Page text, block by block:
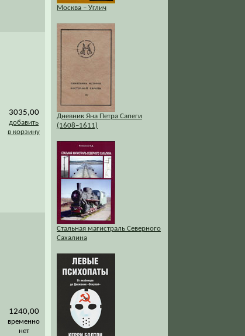
3035,00
добавить
в корзину
1240,00
временно
нет
Москва – Углич
Дневник Яна Петра Сапеги
(1608–1611)
Стальная магистраль Северного
Сахалина